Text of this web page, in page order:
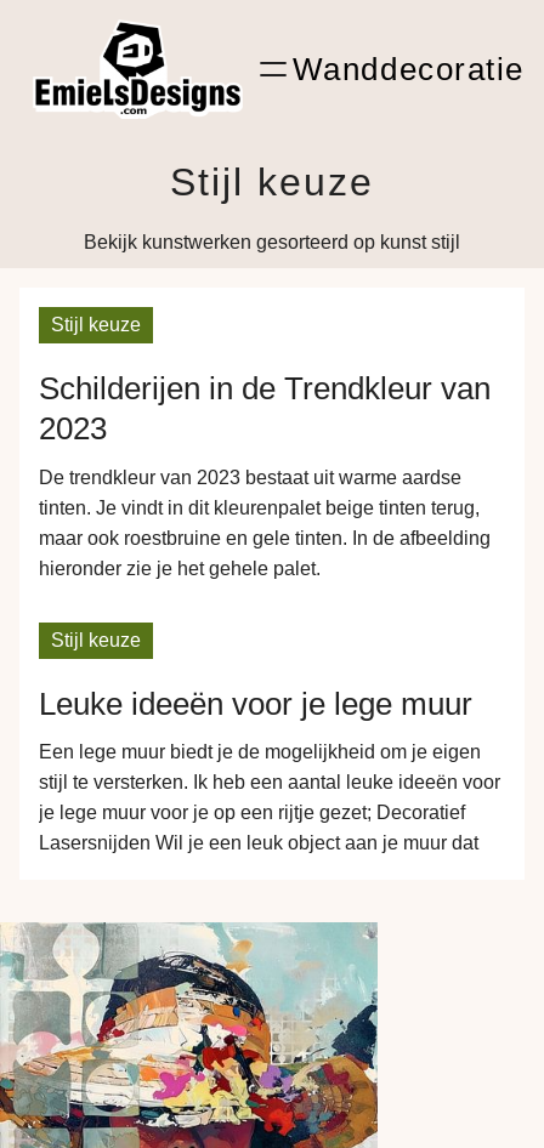
inhoud
Shop Kunst
Wanddecoratie
Stijl keuze
Bekijk kunstwerken gesorteerd op kunst stijl
Stijl keuze
Schilderijen in de Trendkleur van
2023
De trendkleur van 2023 bestaat uit warme aardse
tinten. Je vindt in dit kleurenpalet beige tinten terug,
maar ook roestbruine en gele tinten. In de afbeelding
hieronder zie je het gehele palet.
Stijl keuze
Leuke ideeën voor je lege muur
Een lege muur biedt je de mogelijkheid om je eigen
stijl te versterken. Ik heb een aantal leuke ideeën voor
je lege muur voor je op een rijtje gezet; Decoratief
Lasersnijden Wil je een leuk object aan je muur dat